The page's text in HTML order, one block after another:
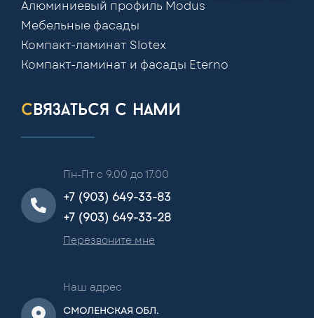
Алюминиевый профиль Modus
Мебельные фасады
Компакт-ламинат Slotex
Компакт-ламинат и фасады Eterno
связаться с нами
Пн-Пт с 9.00 до 17.00
+7 (903) 649-33-83
+7 (903) 649-33-28
Перезвоните мне
Наш адрес
СМОЛЕНСКАЯ ОБЛ.